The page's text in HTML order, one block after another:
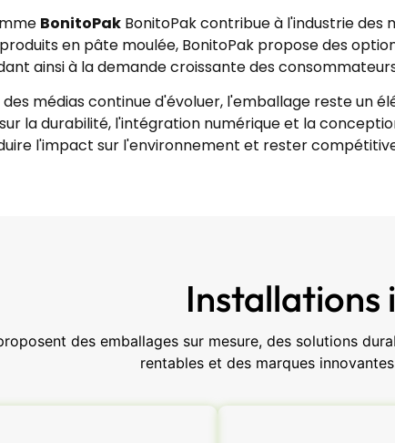
BonitoPak BonitoPak contribue à l'industrie des
en pâte moulée, BonitoPak propose des
ainsi à la demande croissante des
médias continue d'évoluer, l'emballage reste un
la durabilité, l'intégration numérique et la
l'impact sur l'environnement et rester
Installations
des emballages sur mesure, des solutions
rentables et des marques